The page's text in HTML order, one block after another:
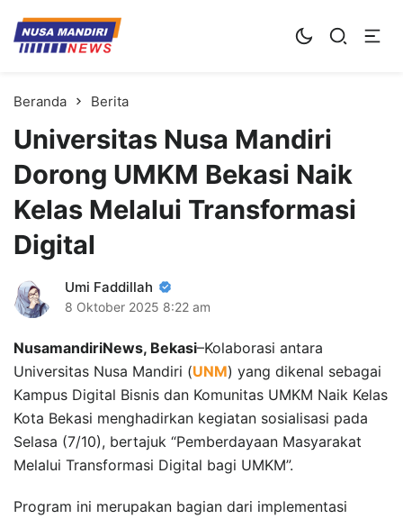
Kampus Digital Bisnis
Universitas Nusa Mandiri
Beranda Berita
Universitas Nusa Mandiri
Dorong UMKM Bekasi Naik
Kelas Melalui Transformasi
Digital
Umi Faddillah
8 Oktober 2025 8:22 am
NusamandiriNews, Bekasi–Kolaborasi antara
Universitas Nusa Mandiri (UNM) yang dikenal sebagai
Kampus Digital Bisnis dan Komunitas UMKM Naik Kelas
Kota Bekasi menghadirkan kegiatan sosialisasi pada
Selasa (7/10), bertajuk “Pemberdayaan Masyarakat
Melalui Transformasi Digital bagi UMKM”.
Program ini merupakan bagian dari implementasi